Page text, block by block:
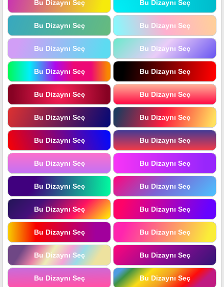
Bu Dizaynı Seç Bu Dizaynı Seç
Bu Dizaynı Seç Bu Dizaynı Seç
Bu Dizaynı Seç Bu Dizaynı Seç
Bu Dizaynı Seç Bu Dizaynı Seç
Bu Dizaynı Seç Bu Dizaynı Seç
Bu Dizaynı Seç Bu Dizaynı Seç
Bu Dizaynı Seç Bu Dizaynı Seç
Bu Dizaynı Seç Bu Dizaynı Seç
Bu Dizaynı Seç Bu Dizaynı Seç
Bu Dizaynı Seç Bu Dizaynı Seç
Bu Dizaynı Seç Bu Dizaynı Seç
Bu Dizaynı Seç Bu Dizaynı Seç
Bu Dizaynı Seç Bu Dizaynı Seç